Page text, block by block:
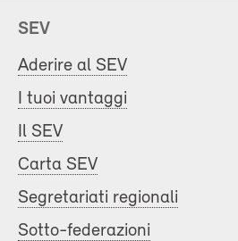
SEV
Aderire al SEV
I tuoi vantaggi
Il SEV
Carta SEV
Segretariati regionali
Sotto-federazioni